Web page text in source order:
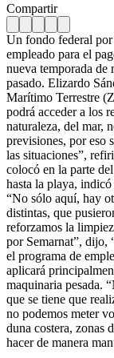
Compartir
Un fondo federal por
empleado para el
nueva temporada de
pasado. Elizardo
Marítimo Terrestre
podrá acceder a los
naturaleza, del mar,
previsiones, por eso
las situaciones”,
colocó en la parte
hasta la playa,
“No sólo aquí, hay
distintas, que
reforzamos la
por Semarnat”, dijo,
el programa de
aplicará
maquinaria pesada.
que se tiene que
no podemos meter
duna costera, zonas
hacer de manera